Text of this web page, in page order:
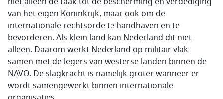
van het eigen Koninkrijk, maar ook om de
internationale rechtsorde te handhaven en te
bevorderen. Als klein land kan Nederland dit niet
alleen. Daarom werkt Nederland op militair vlak
samen met de legers van westerse landen binnen de
NAVO. De slagkracht is namelijk groter wanneer er
wordt samengewerkt binnen internationale